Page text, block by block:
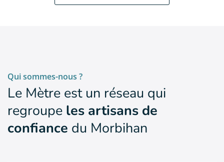
Qui sommes-nous ?
Le Mètre est un réseau qui
regroupe les artisans de
confiance du Morbihan